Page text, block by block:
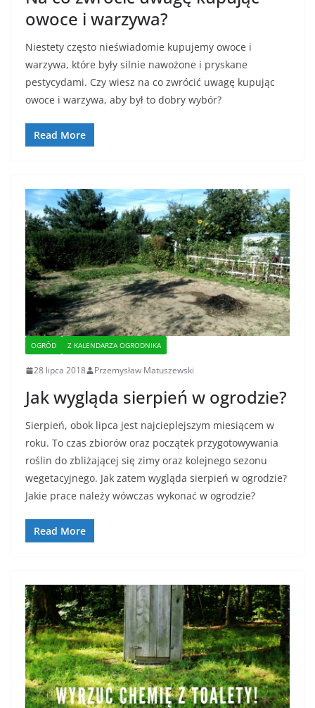
owoce i warzywa?
Niestety często nieświadomie kupujemy owoce i
warzywa, które były silnie nawożone i pryskane
pestycydami. Czy wiesz na co zwrócić uwagę kupując
owoce i warzywa, aby był to dobry wybór?
Read More
OGRÓD Z KALENDARZA OGRODNIKA
28 lipca 2018 Przemysław Matuszewski
Jak wygląda sierpień w ogrodzie?
Sierpień, obok lipca jest najcieplejszym miesiącem w
roku. To czas zbiorów oraz początek przygotowywania
roślin do zbliżającej się zimy oraz kolejnego sezonu
wegetacyjnego. Jak zatem wygląda sierpień w ogrodzie?
Jakie prace należy wówczas wykonać w ogrodzie?
Read More